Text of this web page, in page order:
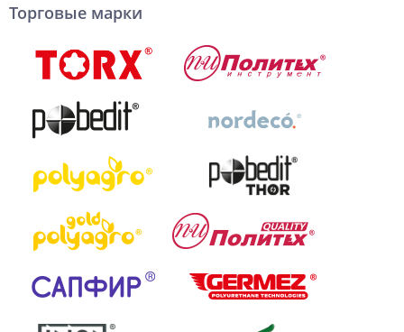
Торговые марки